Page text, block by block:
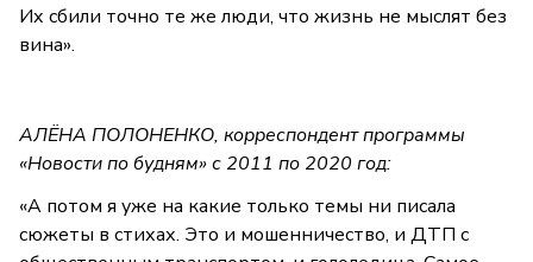
Их сбили точно те же люди, что жизнь не мыслят без
вина».
АЛЁНА ПОЛОНЕНКО, корреспондент программы
«Новости по будням» с 2011 по 2020 год:
«А потом я уже на какие только темы ни писала
сюжеты в стихах. Это и мошенничество, и ДТП с